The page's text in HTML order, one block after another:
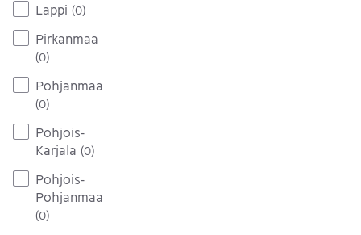
Lappi (0)
Pirkanmaa
(0)
Pohjanmaa
(0)
Pohjois-
Karjala (0)
Pohjois-
Pohjanmaa
(0)